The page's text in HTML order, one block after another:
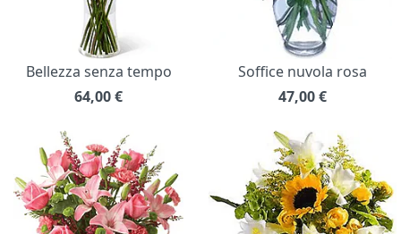
Bellezza senza tempo
64,00€
Soffice nuvola rosa
47,00€